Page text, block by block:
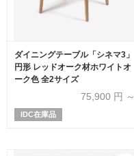
ダイニングテーブル「シネマ3」
円形 レッドオーク材ホワイトオ
ーク色 全2サイズ
75,900 円 ～
IDC在庫品